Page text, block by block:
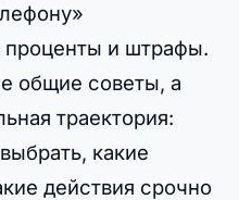
и штрафы.
общие советы, а
траектория:
какие
действия срочно